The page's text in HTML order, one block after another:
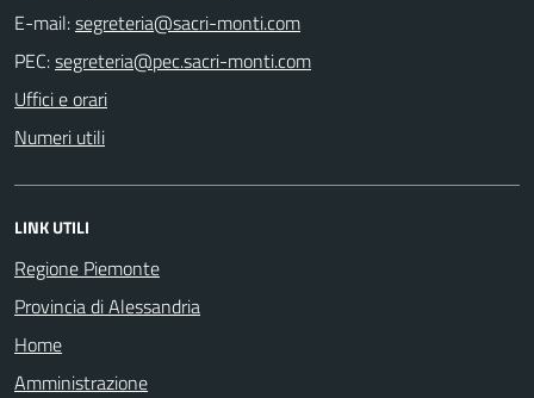
E-mail:
PEC:
Uffici e orari
Numeri utili
LINK UTILI
Regione Piemonte
Provincia di Alessandria
Home
Amministrazione